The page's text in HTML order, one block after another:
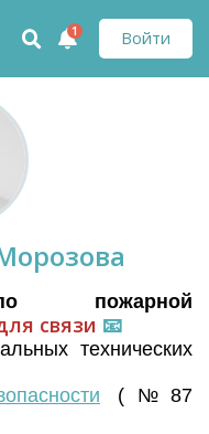
Войти
1
пожарной
связи 📧
технических
(№87